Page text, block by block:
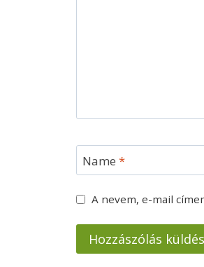
Name *
A nevem, e-mail